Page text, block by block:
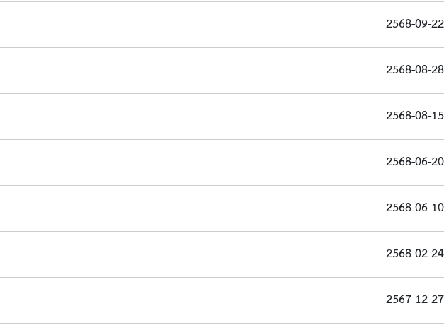
2568-09-22
2568-08-28
2568-08-15
2568-06-20
2568-06-10
2568-02-24
2567-12-27